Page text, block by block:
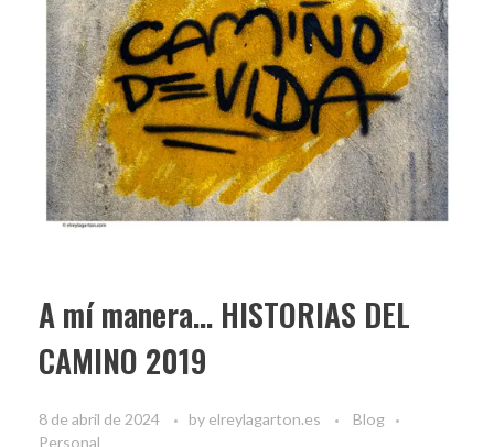
A mí manera… HISTORIAS DEL
CAMINO 2019
8 de abril de 2024 by elreylagarton.es
Blog
Personal